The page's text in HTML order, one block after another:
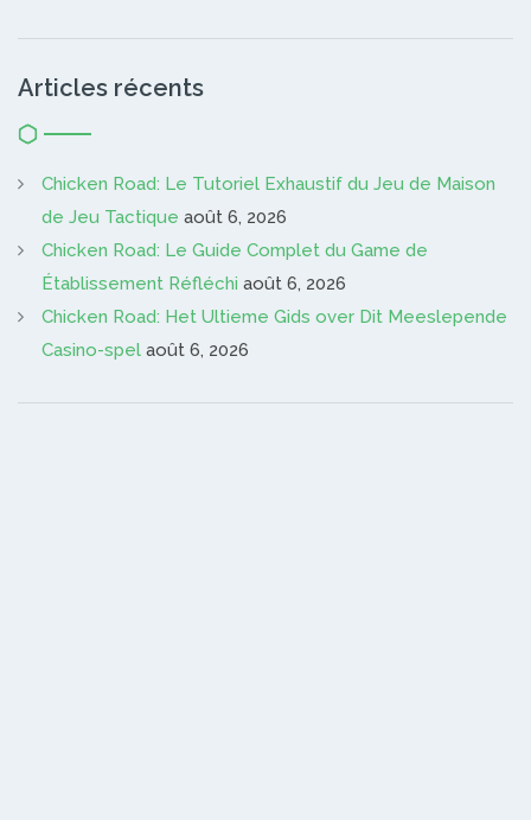
Articles récents
Chicken Road: Le Tutoriel Exhaustif du Jeu de Maison
de Jeu Tactique août 6, 2026
Chicken Road: Le Guide Complet du Game de
Établissement Réfléchi août 6, 2026
Chicken Road: Het Ultieme Gids over Dit Meeslepende
Casino-spel août 6, 2026